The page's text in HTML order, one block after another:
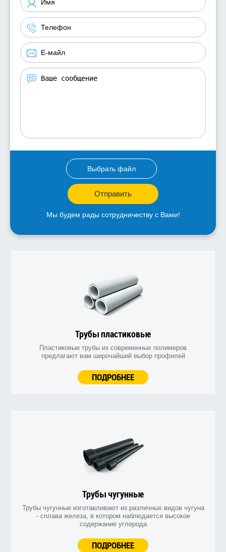
Выбрать файл
Отправить
Мы будем рады сотрудничеству с Вами!
Трубы пластиковые
Пластиковые трубы из современных полимеров
предлагают вам широчайший выбор профилей
ПОДРОБНЕЕ
Трубы чугунные
Трубы чугунные изготавливают из различных видов чугуна
- сплава железа, в котором наблюдается высокое
содержание углерода
ПОДРОБНЕЕ